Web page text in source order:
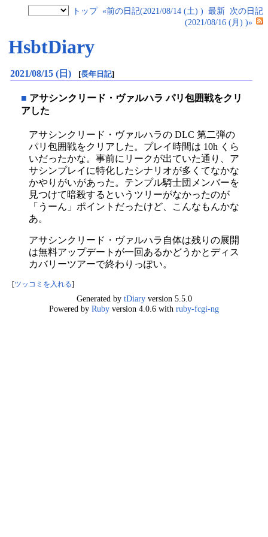
トップ «前の日記(2021/08/14 (土) ) 最新 次の日記
(2021/08/16 (月) )»
HsbtDiary
2021/08/15 (日) [長年日記]
■ アサシンクリード・ヴァルハラ パリ包囲戦をクリ
アした
アサシンクリード・ヴァルハラの DLC 第二弾の
パリ包囲戦をクリアした。プレイ時間は 10h くら
いだったかな。事前にリークが出ていた通り、ア
サシンプレイに特化したシナリオが多くてなかな
かやりがいがあった。テンプル騎士団メンバーを
見つけて暗殺するというツリーがなかったのが
「うーん」ポイントだったけど、こんなもんかな
あ。
アサシンクリード・ヴァルハラ自体は残りの展開
は無料アップデートが一回あるかどうかとディス
カバリーツアーで終わりっぽい。
[ツッコミを入れる]
Generated by tDiaryversion 5.5.0
Powered by Ruby version 4.0.6 with ruby-fcgi-ng